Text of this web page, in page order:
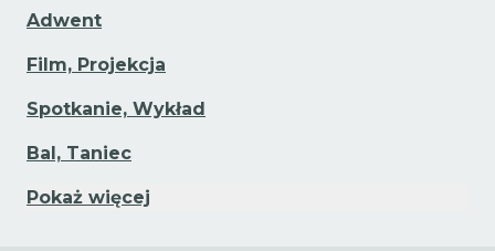
Adwent
Film, Projekcja
Spotkanie, Wykład
Bal, Taniec
Pokaż więcej